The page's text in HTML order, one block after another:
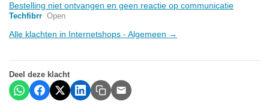
Bestelling niet ontvangen en geen reactie op communicatie
Techfibrr Open
Alle klachten in Internetshops - Algemeen →
Deel deze klacht